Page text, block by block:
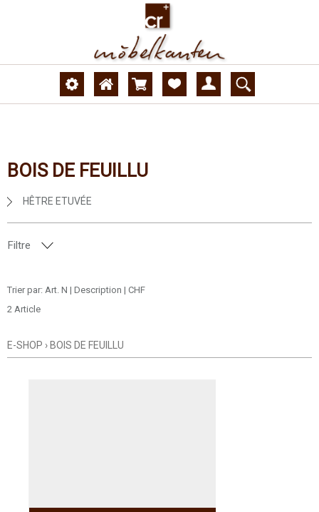
BOIS DE FEUILLU
HÊTRE ETUVÉE
Filtre
Trier par: Art. N | Description | CHF
2 Article
E-SHOP › BOIS DE FEUILLU